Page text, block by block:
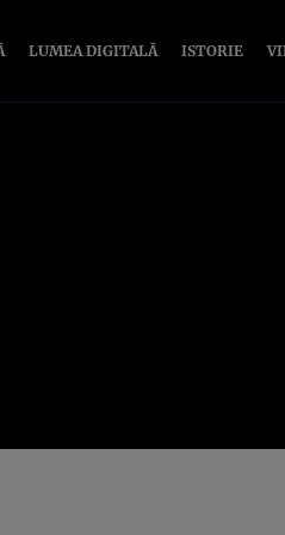
LUMEA DIGITALĂ ISTORIE